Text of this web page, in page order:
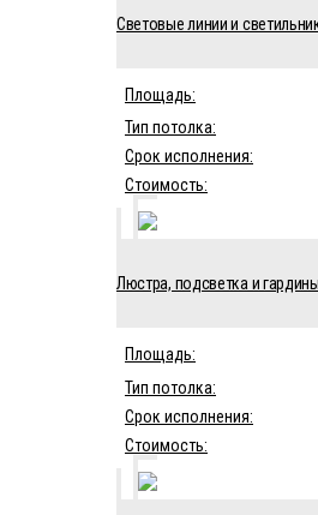
Световые линии и
Площадь:
Тип потолка:
Срок исполнения:
Стоимость:
Люстра, подсветка и
Площадь:
Тип потолка:
Срок исполнения:
Стоимость: